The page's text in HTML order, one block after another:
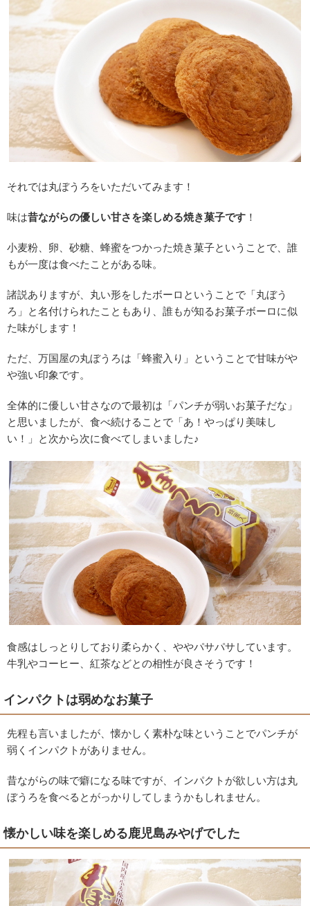
それでは丸ぼうろをいただいてみます！
味は昔ながらの優しい甘さを楽しめる焼き菓子です ！
小麦粉、卵、砂糖、蜂蜜をつかった焼き菓子ということで、誰
もが一度は食べたことがある味。
諸説ありますが、丸い形をしたボーロということで「丸ぼう
ろ」と名付けられたこともあり、誰もが知るお菓子ボーロに似
た味がします！
ただ、万国屋の丸ぼうろは「蜂蜜入り」ということで甘味がや
や強い印象です。
全体的に優しい甘さなので最初は「パンチが弱いお菓子だな」
と思いましたが、食べ続けることで「あ！やっぱり美味し
い！」と次から次に食べてしまいました♪
食感はしっとりしており柔らかく、ややパサパサしています。
牛乳やコーヒー、紅茶などとの相性が良さそうです！
インパクトは弱めなお菓子
先程も言いましたが、懐かしく素朴な味ということでパンチが
弱くインパクトがありません。
昔ながらの味で癖になる味ですが、インパクトが欲しい方は丸
ぼうろを食べるとがっかりしてしまうかもしれません。
懐かしい味を楽しめる鹿児島みやげでした